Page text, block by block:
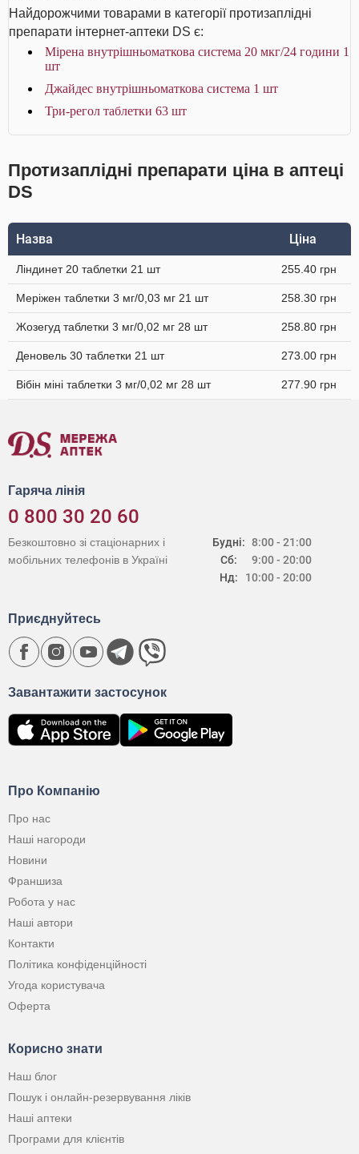
Найдорожчими товарами в категорії протизаплідні
препарати інтернет-аптеки DS є:
Мірена внутрішньоматкова система 20 мкг/24 години 1
шт
Джайдес внутрішньоматкова система 1 шт
Три-регол таблетки 63 шт
Протизаплідні препарати ціна в аптеці
DS
Назва Ціна
Ліндинет 20 таблетки 21 шт 255.40 грн
Меріжен таблетки 3 мг/0,03 мг 21 шт 258.30 грн
Жозегуд таблетки 3 мг/0,02 мг 28 шт 258.80 грн
Деновель 30 таблетки 21 шт 273.00 грн
Вібін міні таблетки 3 мг/0,02 мг 28 шт 277.90 грн
Гаряча лінія
0 800 30 20 60
Будні:
Сб:
Нд:
8:00 - 21:00
9:00 - 20:00
10:00 - 20:00
Безкоштовно зі стаціонарних і
мобільних телефонів в Україні
Про Компанію
Про нас
Наші нагороди
Новини
Франшиза
Робота у нас
Наші автори
Контакти
Політика конфіденційності
Угода користувача
Оферта
Корисно знати
Наш блог
Пошук і онлайн-резервування ліків
Наші аптеки
Програми для клієнтів
Завантажити застосунок
Приєднуйтесь